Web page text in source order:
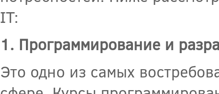
IT:
1. Программирование и
Это одно из самых